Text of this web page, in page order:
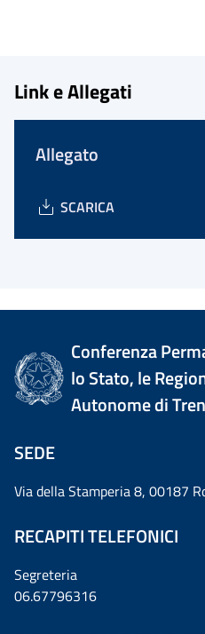
Link e Allegati
Allegato
SCARICA
Conferenza
lo Stato, le
Autonome di
SEDE
Via della Stamperia 8, 00187
RECAPITI TELEFONICI
Segreteria
06.67796316